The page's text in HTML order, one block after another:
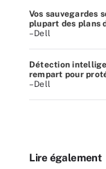
Vos sauvegardes
plupart des plans
–Dell
Détection
rempart pour
–Dell
Lire également